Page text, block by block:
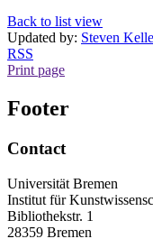
Back to list view
Updated by: Steven
RSS
Print page
Footer
Contact
Universität Bremen
Institut für
Bibliothekstr. 1
28359 Bremen